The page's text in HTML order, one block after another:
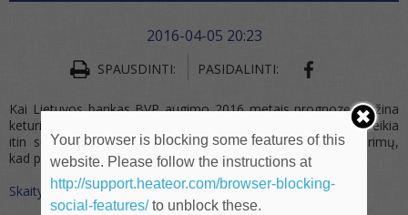
2016-04-05 20:23
SPAUSDINTI: PASIDALINTI:
Kai Lietuvos bankas BVP augimo 2016 metais prognozę mažina
keturis kartus iš eilės, Vyriausybė turi suklusti. Ar tikrai visada reikia
itin sudėtingų sprendimų ir programų, nacionalinių susitarimų,
kad pagelbėtume savo ūkiui? Ne.
Skaitykite daugiau
Your browser is blocking some features of this
website. Please follow the instructions at
http://support.heateor.com/browser-blocking-
social-features/to unblock these.